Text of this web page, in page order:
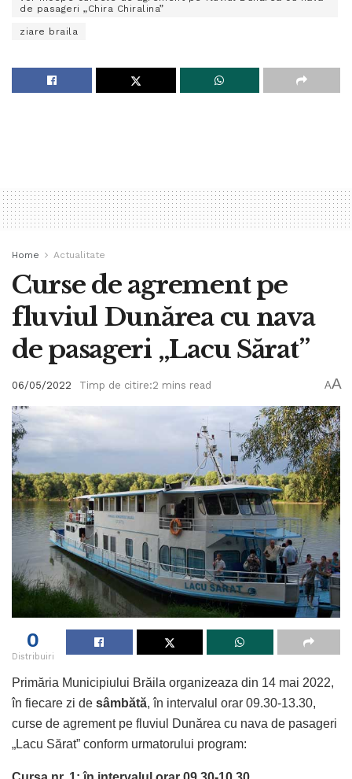
de pasageri „Chira Chiralina”
ziare braila
Home Actualitate
Curse de agrement pe
fluviul Dunărea cu nava
de pasageri „Lacu Sărat”
06/05/2022 Timp de citire:2 mins read AA
0
Distribuiri
Primăria Municipiului Brăila organizeaza din 14 mai 2022,
în fiecare zi de sâmbătă, în intervalul orar 09.30-13.30,
curse de agrement pe fluviul Dunărea cu nava de pasageri
„Lacu Sărat” conform urmatorului program: